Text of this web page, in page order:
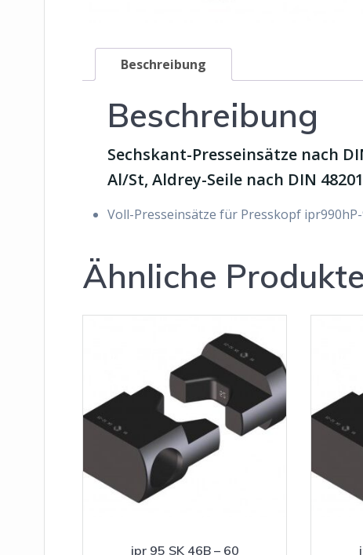
Beschreibung
Beschreibung
Sechskant-Presseinsätze nach
Al/St, Aldrey-Seile nach DIN 48201
Voll-Presseinsätze für Presskopf ipr990hP-
Ähnliche Produkte
ipr 95 SK 46B – 60